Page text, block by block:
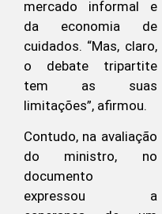
mercado informal e
da economia de
cuidados. “Mas, claro,
o debate tripartite
tem as suas
limitações”, afirmou.
Contudo, na avaliação
do ministro, no
documento
expressou a